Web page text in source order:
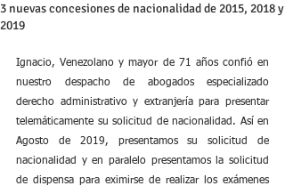
3 nuevas concesiones de nacionalidad de 2015, 2018 y
2019
Ignacio, Venezolano y mayor de 71 años confió en
nuestro despacho de abogados especializado
derecho administrativo y extranjería para presentar
telemáticamente su solicitud de nacionalidad. Así en
Agosto de 2019, presentamos su solicitud de
nacionalidad y en paralelo presentamos la solicitud
de dispensa para eximirse de realizar los exámenes